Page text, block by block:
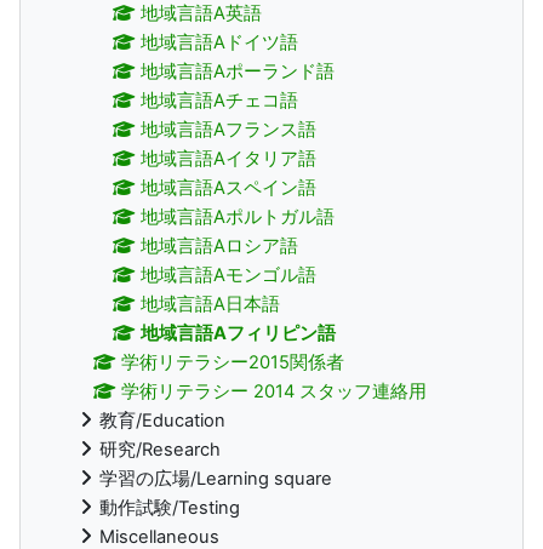
地域言語A英語
地域言語Aドイツ語
地域言語Aポーランド語
地域言語Aチェコ語
地域言語Aフランス語
地域言語Aイタリア語
地域言語Aスペイン語
地域言語Aポルトガル語
地域言語Aロシア語
地域言語Aモンゴル語
地域言語A日本語
地域言語Aフィリピン語
学術リテラシー2015関係者
学術リテラシー 2014 スタッフ連絡用
教育/Education
研究/Research
学習の広場/Learning square
動作試験/Testing
Miscellaneous